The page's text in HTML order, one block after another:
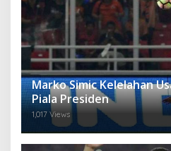
Marko Simic Kelelahan
Piala Presiden
1,017 Views